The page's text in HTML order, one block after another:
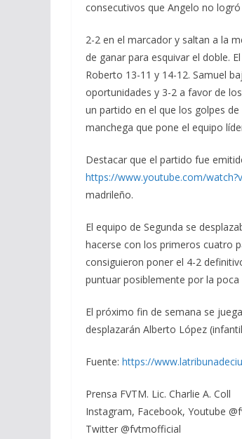
consecutivos que Angelo no
2-2 en el marcador y saltan a la
de ganar para esquivar el doble.
Roberto 13-11 y 14-12. Samuel
oportunidades y 3-2 a favor de
un partido en el que los golpes
manchega que pone el equipo
Destacar que el partido fue
https://www.youtube.com/
madrileño.
El equipo de Segunda se
hacerse con los primeros cuatro
consiguieron poner el 4-2
puntuar posiblemente por la
El próximo fin de semana se
desplazarán Alberto López
Fuente: https://
Prensa FVTM. Lic. Charlie A. Coll
Instagram, Facebook, Youtube
Twitter @fvtmofficial